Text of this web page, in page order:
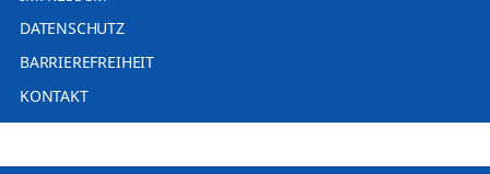
DATENSCHUTZ
BARRIEREFREIHEIT
KONTAKT